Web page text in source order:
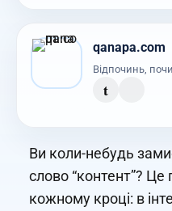
qanapa.com
Відпочинь,
t
Ви коли-небудь
слово “контент”?
кожному кроці: в